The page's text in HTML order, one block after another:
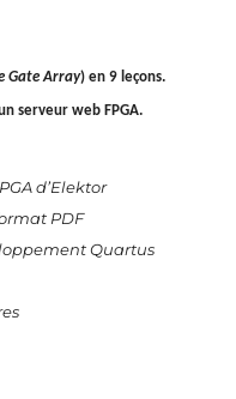
Gate Array) en 9 leçons.
serveur web FPGA.
d’Elektor
PDF
Quartus